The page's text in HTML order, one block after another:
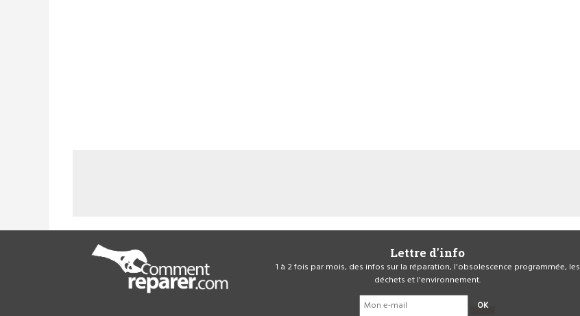
Lettre d'info
1 à 2 fois par mois, des infos sur la réparation, l'obsolescence programmée, les
déchets et l'environnement.
OK